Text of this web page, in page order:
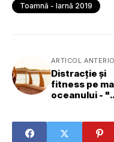
Toamnă - Iarnă 2019
ARTICOL
Distracție și
fitness pe
oceanului - "